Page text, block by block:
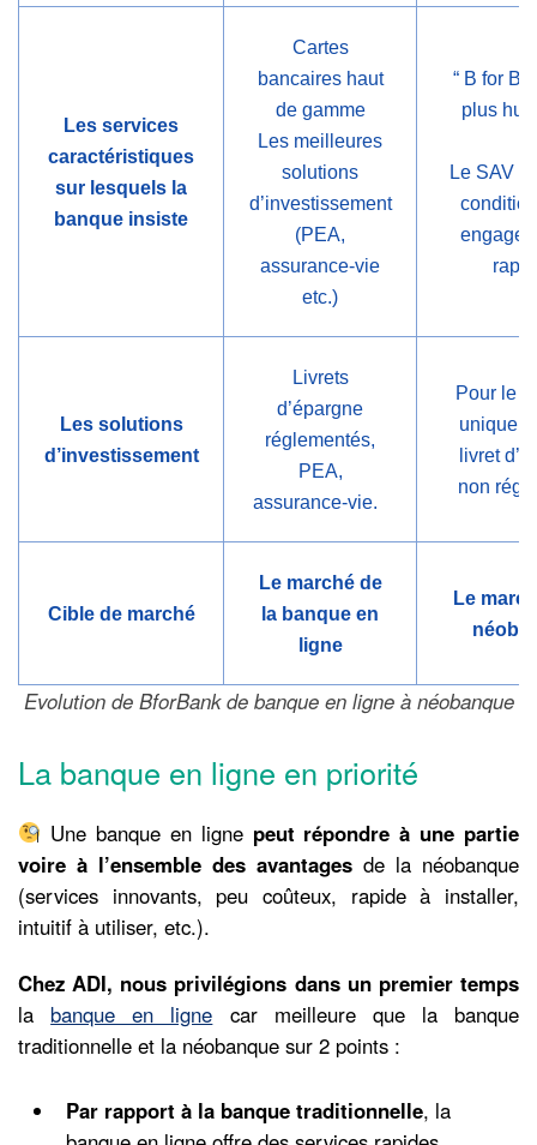
Les services
caractéristiques
sur lesquels la
banque insiste
Cartes
bancaires haut
de gamme
Les meilleures
solutions
d’investissement
(PEA,
assurance-vie
etc.)
“ B for
plus
Le SAV
Les solutions
d’investissement
Livrets
d’épargne
réglementés,
PEA,
assurance-vie.
Pour le
livret
non
Cible de marché
Le marché de
la banque en
ligne
Le
Evolution de BforBank de banque en ligne à néobanque
La banque en ligne en priorité
Une banque en ligne peut répondre à une partie
voire à l’ensemble des avantages de la néobanque
(services innovants, peu coûteux, rapide à installer,
intuitif à utiliser, etc.).
Chez ADI, nous privilégions dans un premier temps
la banque en ligne car meilleure que la banque
traditionnelle et la néobanque sur 2 points :
Par rapport à la banque traditionnelle, la